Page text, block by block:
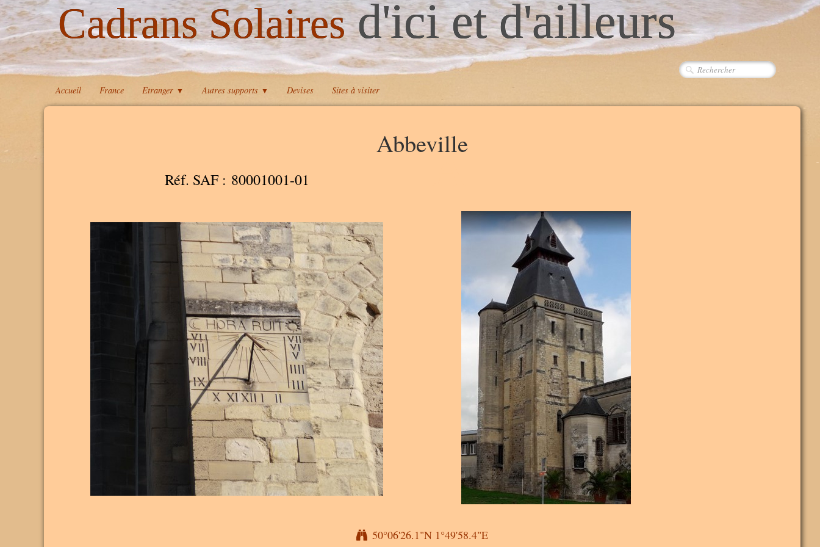
Cadrans Solairesd'ici et d'ailleurs
Accueil France Etranger ▼ Autres supports ▼ Devises Sites à visiter
Abbeville
Réf. SAF : 80001001-01 A
50°06'26.1"N 1°49'58.4"E